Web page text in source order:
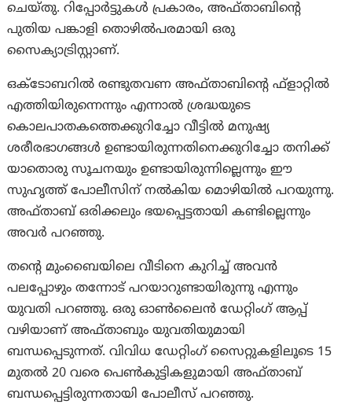
ചെയ്തു. റിപ്പോർട്ടുകൾ പ്രകാരം, അഫ്താബിന്റെ
പുതിയ പങ്കാളി തൊഴിൽപരമായി ഒരു
സൈക്യാട്രിസ്റ്റാണ്.
ഒക്ടോബറിൽ രണ്ടുതവണ അഫ്താബിന്റെ ഫ്‌ളാറ്റിൽ
എത്തിയിരുന്നെന്നും എന്നാൽ ശ്രദ്ധയുടെ
കൊലപാതകത്തെക്കുറിച്ചോ വീട്ടിൽ മനുഷ്യ
ശരീരഭാഗങ്ങൾ ഉണ്ടായിരുന്നതിനെക്കുറിച്ചോ തനിക്ക്
യാതൊരു സൂചനയും ഉണ്ടായിരുന്നില്ലെന്നും ഈ
സുഹൃത്ത് പോലീസിന് നൽകിയ മൊഴിയിൽ പറയുന്നു.
അഫ്താബ് ഒരിക്കലും ഭയപ്പെട്ടതായി കണ്ടില്ലെന്നും
അവര്‍ പറഞ്ഞു.
തന്റെ മുംബൈയിലെ വീടിനെ കുറിച്ച് അവൻ
പലപ്പോഴും തന്നോട് പറയാറുണ്ടായിരുന്നു എന്നും
യുവതി പറഞ്ഞു. ഒരു ഓൺലൈൻ ഡേറ്റിംഗ് ആപ്പ്
വഴിയാണ് അഫ്താബും യുവതിയുമായി
ബന്ധപ്പെടുന്നത്. വിവിധ ഡേറ്റിംഗ് സൈറ്റുകളിലൂടെ 15
മുതൽ 20 വരെ പെൺകുട്ടികളുമായി അഫ്താബ്
ബന്ധപ്പെട്ടിരുന്നതായി പോലീസ് പറഞ്ഞു.